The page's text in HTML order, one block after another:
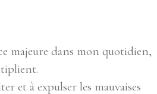
majeure dans mon quotidien,
et à expulser les mauvaises